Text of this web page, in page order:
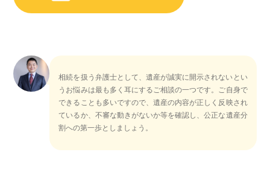
相続を扱う弁護士として、遺産が誠実に開示されないとい
うお悩みは最も多く耳にするご相談の一つです。ご自身で
できることも多いですので、遺産の内容が正しく反映され
ているか、不審な動きがないか等を確認し、公正な遺産分
割への第一歩としましょう。